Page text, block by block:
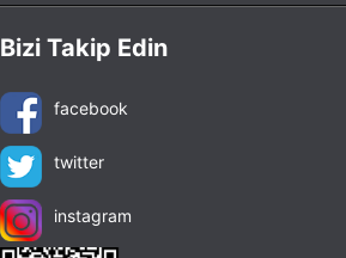
Bizi Takip Edin
facebook
twitter
instagram